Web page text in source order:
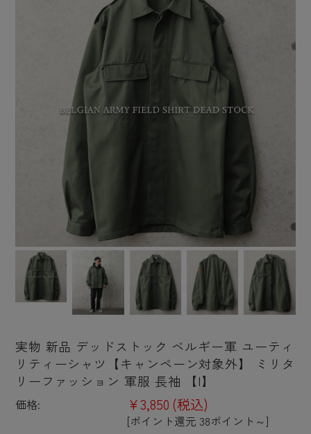
実物 新品 デッドストック ベルギー軍 ユーティ
リティーシャツ【キャンペーン対象外】 ミリタ
リーファッション 軍服 長袖 【I】
価格: ¥3,850 (税込)
[ポイント還元 38ポイント～]